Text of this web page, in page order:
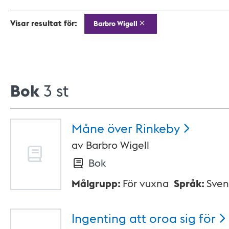
Visar resultat för: Barbro Wigell
Bok 3 st
Måne över Rinkeby
av Barbro Wigell
Bok
Målgrupp: För vuxna Språk:
Ingenting att oroa sig för